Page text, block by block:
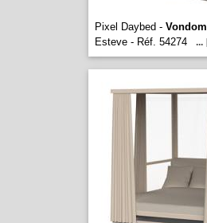
Pixel Daybed - Vondom
Esteve - Réf. 54274
...